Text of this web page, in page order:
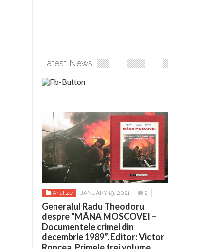
Latest News
Analize JANUARY 19, 2021 2
Generalul Radu Theodoru
despre “MÂNA MOSCOVEI –
Documentele crimei din
decembrie 1989”. Editor: Victor